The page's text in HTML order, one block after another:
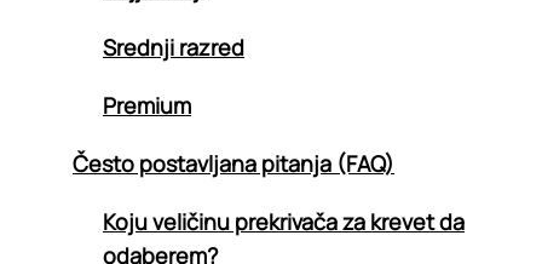
Srednji razred
Premium
Često postavljana pitanja (FAQ)
Koju veličinu prekrivača za krevet da
odaberem?